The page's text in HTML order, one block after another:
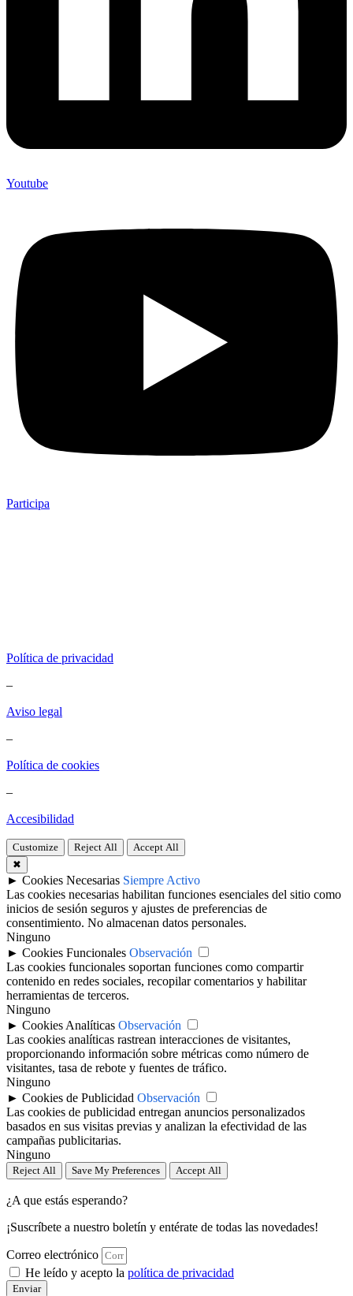
Youtube
Participa
Política de privacidad
–
Aviso legal
–
Política de cookies
–
Accesibilidad
Customize Reject All
Accept All
✖
► Cookies Necesarias Siempre Activo
Las cookies necesarias habilitan funciones esenciales del sitio como
inicios de sesión seguros y ajustes de preferencias de
consentimiento. No almacenan datos personales.
Ninguno
► Cookies Funcionales Observación
Las cookies funcionales soportan funciones como compartir
contenido en redes sociales, recopilar comentarios y habilitar
herramientas de terceros.
Ninguno
► Cookies Analíticas Observación
Las cookies analíticas rastrean interacciones de visitantes,
proporcionando información sobre métricas como número de
visitantes, tasa de rebote y fuentes de tráfico.
Ninguno
► Cookies de Publicidad Observación
Las cookies de publicidad entregan anuncios personalizados
basados en sus visitas previas y analizan la efectividad de las
campañas publicitarias.
Ninguno
Reject All Save My Preferences Accept All
¿A que estás esperando?
¡Suscríbete a nuestro boletín y entérate de todas las novedades!
Correo electrónico
He leído y acepto la política de privacidad
Enviar